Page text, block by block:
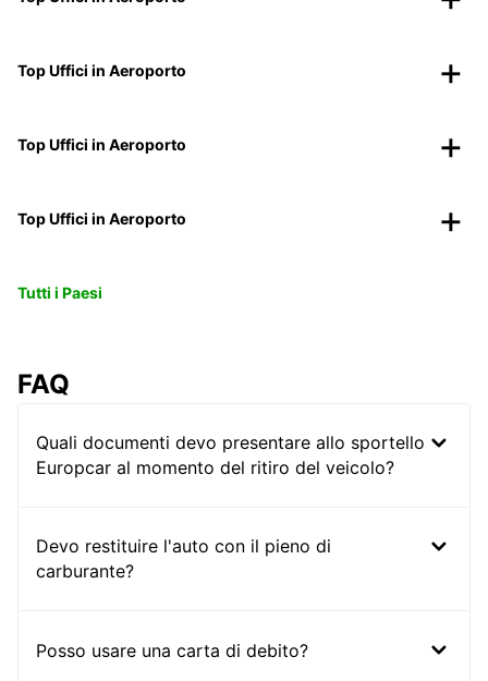
Top Uffici in Aeroporto
Top Uffici in Aeroporto
Top Uffici in Aeroporto
Tutti i Paesi
FAQ
Quali documenti devo presentare allo sportello
Europcar al momento del ritiro del veicolo?
Devo restituire l'auto con il pieno di
carburante?
Posso usare una carta di debito?